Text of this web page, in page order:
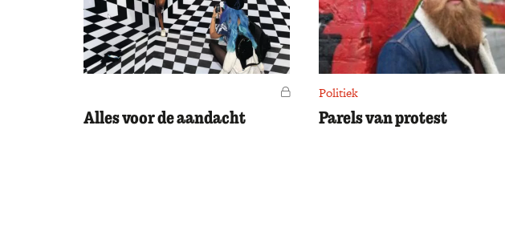
Voor leden
Alles voor de aandacht
Politiek
Parels van protest